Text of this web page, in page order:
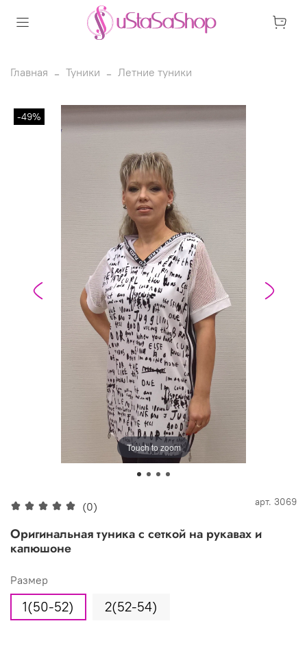
Главная Туники Летние туники
Touch to zoom
-49%
(0) арт. 3069
Оригинальная туника с сеткой на рукавах и
капюшоне
Размер
1(50-52) 2(52-54)